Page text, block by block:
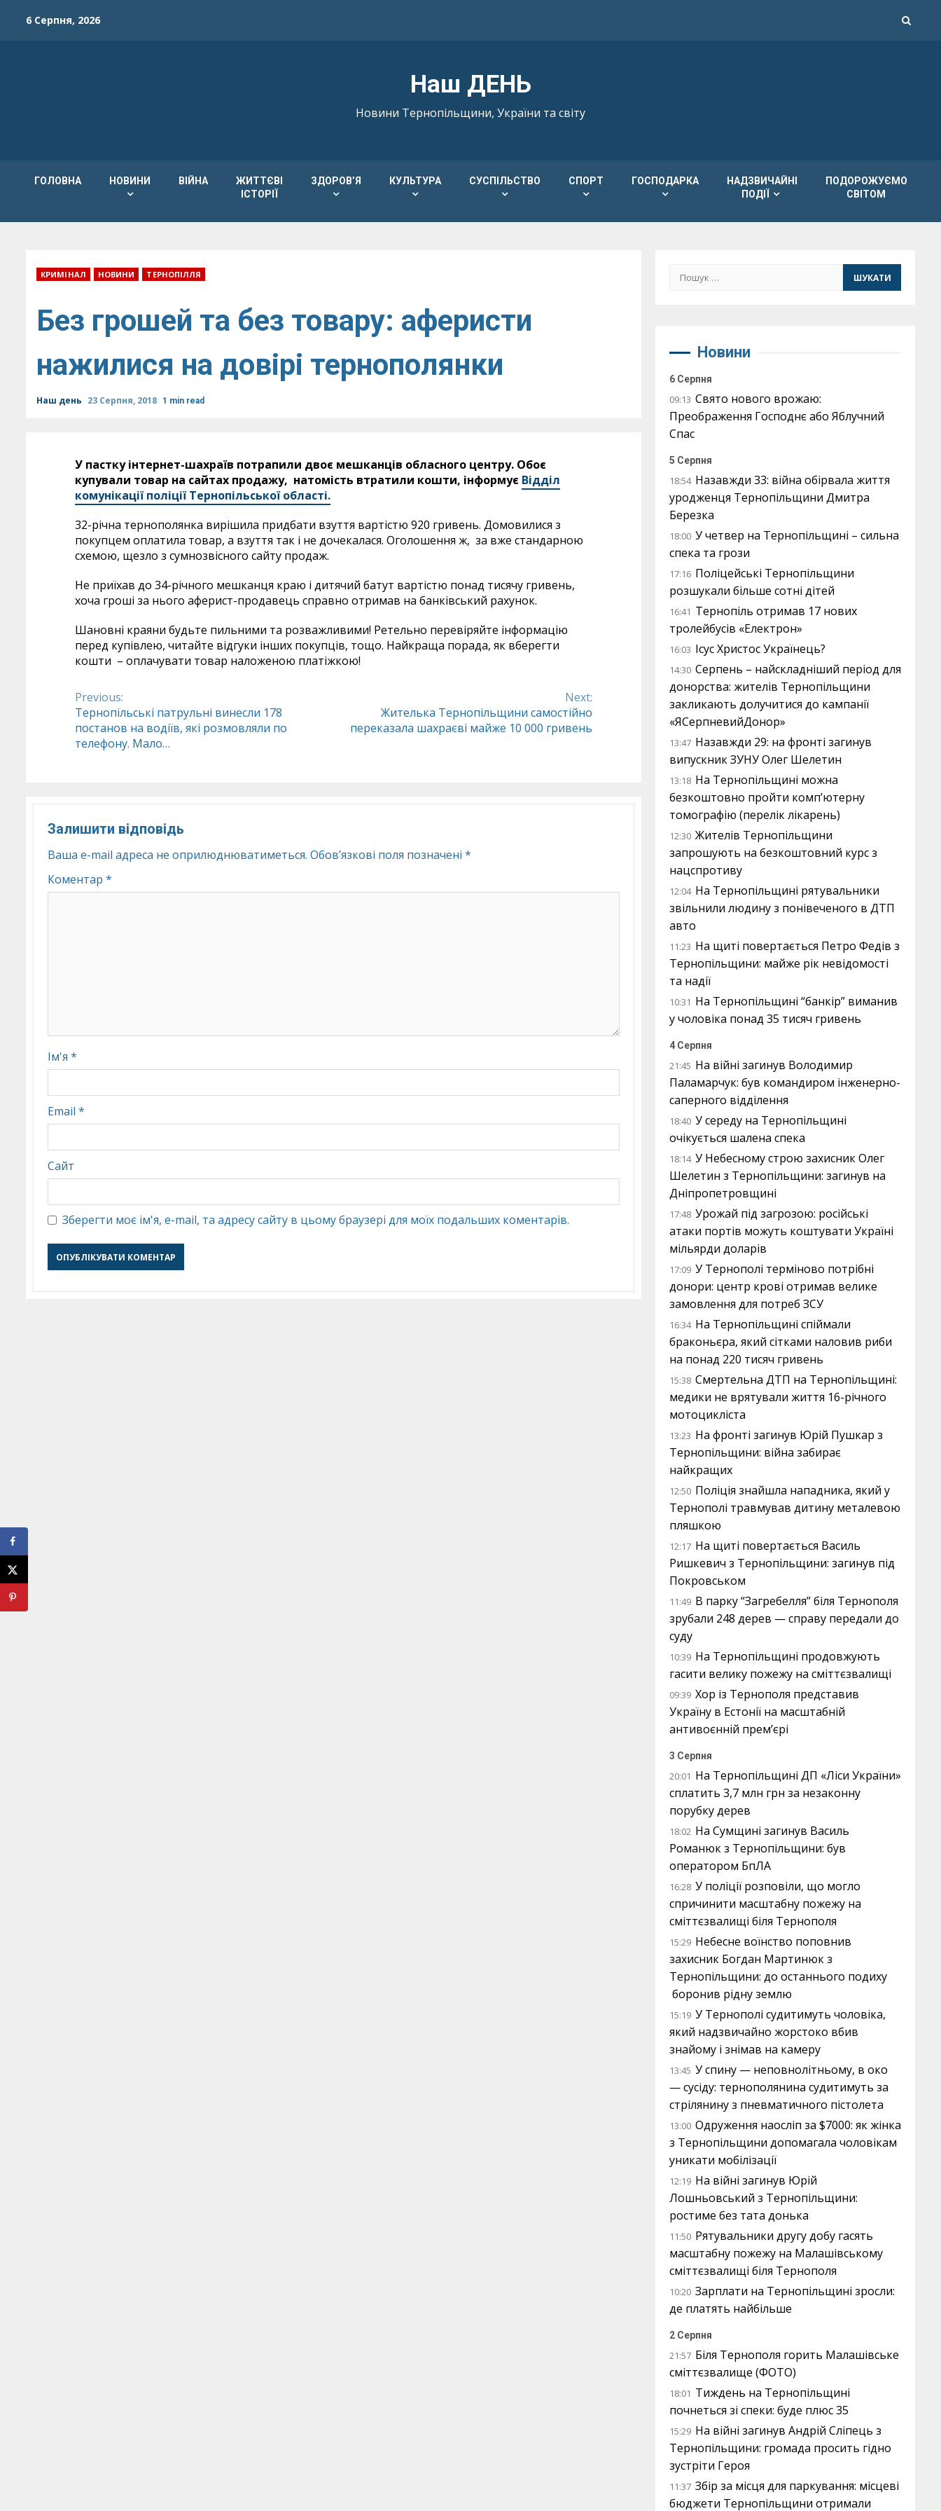
6 Серпня, 2026
Наш ДЕНЬ
Новини Тернопільщини, України та світу
ГОЛОВНА НОВИНИ ВІЙНА
ЖИТТЄВІ
ІСТОРІЇ
ЗДОРОВ’Я КУЛЬТУРА СУСПІЛЬСТВО СПОРТ ГОСПОДАРКА
НАДЗВИЧАЙНІ
ПОДІЇ
ПОДОРОЖУЄМО
СВІТОМ
КРИМІНАЛ НОВИНИ ТЕРНОПІЛЛЯ
Без грошей та без товару: аферисти
нажилися на довірі тернополянки
Наш день 23 Серпня, 2018 1 min read
У пастку інтернет-шахраїв потрапили двоє мешканців обласного центру. Обоє
купували товар на сайтах продажу, натомість втратили кошти, інформує Відділ
комунікації поліції Тернопільської області.
32-річна тернополянка вирішила придбати взуття вартістю 920 гривень. Домовилися з
покупцем оплатила товар, а взуття так і не дочекалася. Оголошення ж, за вже стандарною
схемою, щезло з сумнозвісного сайту продаж.
Не приїхав до 34-річного мешканця краю і дитячий батут вартістю понад тисячу гривень,
хоча гроші за нього аферист-продавець справно отримав на банківський рахунок.
Шановні краяни будьте пильними та розважливими! Ретельно перевіряйте інформацію
перед купівлею, читайте відгуки інших покупців, тощо. Найкраща порада, як вберегти
кошти – оплачувати товар наложеною платіжкою!
Continue
Reading
Previous:
Тернопільські патрульні винесли 178
постанов на водіїв, які розмовляли по
телефону. Мало…
Next:
Жителька Тернопільщини самостійно
переказала шахраєві майже 10 000 гривень
Залишити відповідь
Ваша e-mail адреса не оприлюднюватиметься. Обов’язкові поля позначені *
Коментар *
Ім'я *
Email *
Сайт
Зберегти моє ім'я, e-mail, та адресу сайту в цьому браузері для моїх подальших коментарів.
Пошук:
Новини
6 Серпня
09:13 Свято нового врожаю:
Преображення Господнє або Яблучний
Спас
5 Серпня
18:54 Назавжди 33: війна обірвала життя
уродженця Тернопільщини Дмитра
Березка
18:00 У четвер на Тернопільщині – сильна
спека та грози
17:16 Поліцейські Тернопільщини
розшукали більше сотні дітей
16:41 Тернопіль отримав 17 нових
тролейбусів «Електрон»
16:03 Ісус Христос Українець?
14:30 Серпень – найскладніший період для
донорства: жителів Тернопільщини
закликають долучитися до кампанії
«ЯСерпневийДонор»
13:47 Назавжди 29: на фронті загинув
випускник ЗУНУ Олег Шелетин
13:18 На Тернопільщині можна
безкоштовно пройти комп’ютерну
томографію (перелік лікарень)
12:30 Жителів Тернопільщини
запрошують на безкоштовний курс з
нацспротиву
12:04 На Тернопільщині рятувальники
звільнили людину з понівеченого в ДТП
авто
11:23 На щиті повертається Петро Федів з
Тернопільщини: майже рік невідомості
та надії
10:31 На Тернопільщині “банкір” виманив
у чоловіка понад 35 тисяч гривень
4 Серпня
21:45 На війні загинув Володимир
Паламарчук: був командиром інженерно-
саперного відділення
18:40 У середу на Тернопільщині
очікується шалена спека
18:14 У Небесному строю захисник Олег
Шелетин з Тернопільщини: загинув на
Дніпропетровщині
17:48 Урожай під загрозою: російські
атаки портів можуть коштувати Україні
мільярди доларів
17:09 У Тернополі терміново потрібні
донори: центр крові отримав велике
замовлення для потреб ЗСУ
16:34 На Тернопільщині спіймали
браконьєра, який сітками наловив риби
на понад 220 тисяч гривень
15:38 Смертельна ДТП на Тернопільщині:
медики не врятували життя 16-річного
мотоцикліста
13:23 На фронті загинув Юрій Пушкар з
Тернопільщини: війна забирає
найкращих
12:50 Поліція знайшла нападника, який у
Тернополі травмував дитину металевою
пляшкою
12:17 На щиті повертається Василь
Ришкевич з Тернопільщини: загинув під
Покровськом
11:49 В парку “Загребелля” біля Тернополя
зрубали 248 дерев — справу передали до
суду
10:39 На Тернопільщині продовжують
гасити велику пожежу на сміттєзвалищі
09:39 Хор із Тернополя представив
Україну в Естонії на масштабній
антивоєнній прем’єрі
3 Серпня
20:01 На Тернопільщині ДП «Ліси України»
сплатить 3,7 млн грн за незаконну
порубку дерев
18:02 На Сумщині загинув Василь
Романюк з Тернопільщини: був
оператором БпЛА
16:28 У поліції розповіли, що могло
спричинити масштабну пожежу на
сміттєзвалищі біля Тернополя
15:29 Небесне воїнство поповнив
захисник Богдан Мартинюк з
Тернопільщини: до останнього подиху
боронив рідну землю
15:19 У Тернополі судитимуть чоловіка,
який надзвичайно жорстоко вбив
знайому і знімав на камеру
13:45 У спину — неповнолітньому, в око
— сусіду: тернополянина судитимуть за
стрілянину з пневматичного пістолета
13:00 Одруження наосліп за $7000: як жінка
з Тернопільщини допомагала чоловікам
уникати мобілізації
12:19 На війні загинув Юрій
Лошньовський з Тернопільщини:
ростиме без тата донька
11:50 Рятувальники другу добу гасять
масштабну пожежу на Малашівському
сміттєзвалищі біля Тернополя
10:20 Зарплати на Тернопільщині зросли:
де платять найбільше
2 Серпня
21:57 Біля Тернополя горить Малашівське
сміттєзвалище (ФОТО)
18:01 Тиждень на Тернопільщині
почнеться зі спеки: буде плюс 35
15:29 На війні загинув Андрій Сліпець з
Тернопільщини: громада просить гідно
зустріти Героя
11:37 Збір за місця для паркування: місцеві
бюджети Тернопільщини отримали